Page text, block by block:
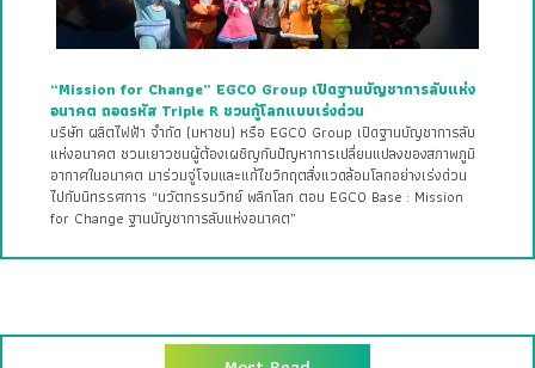
“Mission for Change” EGCO Group เปิดฐานบัญชาการลับแห่ง
อนาคต ถอดรหัส Triple R ชวนกู้โลกแบบเร่งด่วน
บริษัท ผลิตไฟฟ้า จำกัด (มหาชน) หรือ EGCO Group เปิดฐานบัญชาการลับ
แห่งอนาคต ชวนเยาวชนผู้ต้องเผชิญกับปัญหาการเปลี่ยนแปลงของสภาพภูมิ
อากาศในอนาคต มาร่วมจู่โจมและแก้ไขวิกฤตสิ่งแวดล้อมโลกอย่างเร่งด่วน
ไปกับนิทรรศการ “นวัตกรรมวิทย์ พลิกโลก ตอน EGCO Base : Mission
for Change ฐานบัญชาการลับแห่งอนาคต”